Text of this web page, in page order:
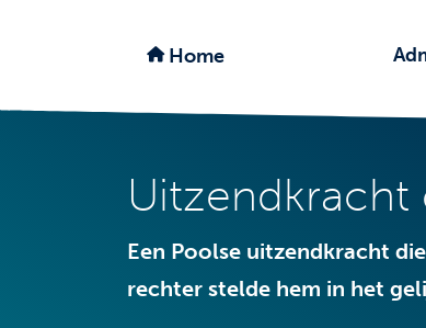
Home
Een Poolse uitzendkracht
rechter stelde hem in het